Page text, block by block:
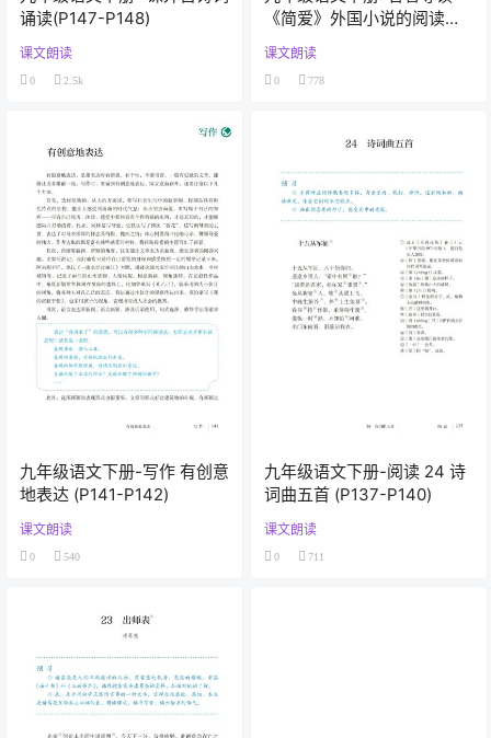
诵读(P147-P148)
课文朗读
0 2.5k
《简爱》外国小说的阅读
(P143-P146)
课文朗读
0 778
九年级语文下册-写作 有创意
地表达 (P141-P142)
课文朗读
0 540
九年级语文下册-阅读 24 诗
词曲五首 (P137-P140)
课文朗读
0 711